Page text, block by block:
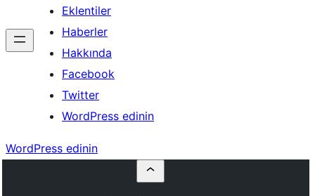
Eklentiler
Haberler
Hakkında
Facebook
Twitter
WordPress edinin
WordPress edinin